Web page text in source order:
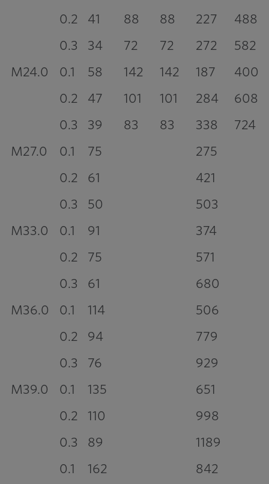
0.2
41 88 88 227
488
0.3
34 72 72 272
582
M24.0
0.1 58 142 142 187
400
0.2
47 101 101 284
608
0.3
39 83 83 338
724
M27.0
0.1 75
275
0.2
61
421
0.3
50
503
M33.0
0.1 91
374
0.2
75
571
0.3
61
680
M36.0
0.1 114
506
0.2
94
779
0.3
76
929
M39.0
0.1 135
651
0.2
110
998
0.3
89
1189
0.1
162
842